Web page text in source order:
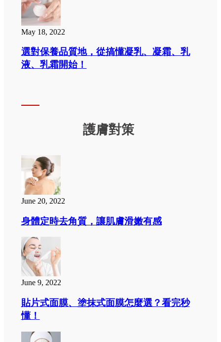
May 18, 2022
選對保養品質地，從搞懂凝乳、凝霜、乳
液、乳霜開始！
護膚對策
June 20, 2022
身體定時去角質，讓肌膚滑嫩有感
June 9, 2022
貼片式面膜、塗抹式面膜怎麼選？看完秒
懂！